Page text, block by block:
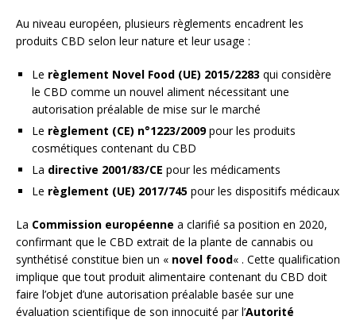
Au niveau européen, plusieurs règlements encadrent les
produits CBD selon leur nature et leur usage :
Le règlement Novel Food (UE) 2015/2283 qui considère
le CBD comme un nouvel aliment nécessitant une
autorisation préalable de mise sur le marché
Le règlement (CE) n°1223/2009pour les produits
cosmétiques contenant du CBD
La directive 2001/83/CE pour les médicaments
Le règlement (UE) 2017/745 pour les dispositifs médicaux
La Commission européenne a clarifié sa position en 2020,
confirmant que le CBD extrait de la plante de cannabis ou
synthétisé constitue bien un « novel food« . Cette qualification
implique que tout produit alimentaire contenant du CBD doit
faire l’objet d’une autorisation préalable basée sur une
évaluation scientifique de son innocuité par l’Autorité